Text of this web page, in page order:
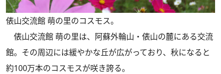
俵山交流館 萌の里のコスモス。
俵山交流館 萌の里は、阿蘇外輪山・俵山の麓にある交流
館。その周辺には緩やかな丘が広がっており、秋になると
約100万本のコスモスが咲き誇る。